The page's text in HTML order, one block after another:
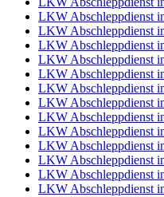
LKW Abschleppdienst
LKW Abschleppdienst
LKW Abschleppdienst
LKW Abschleppdienst
LKW Abschleppdienst
LKW Abschleppdienst
LKW Abschleppdienst
LKW Abschleppdienst
LKW Abschleppdienst
LKW Abschleppdienst
LKW Abschleppdienst
LKW Abschleppdienst
LKW Abschleppdienst